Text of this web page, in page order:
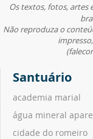
Os textos, fotos, artes
Não reproduza o
Santuário
academia marial
água mineral
cidade do romeiro